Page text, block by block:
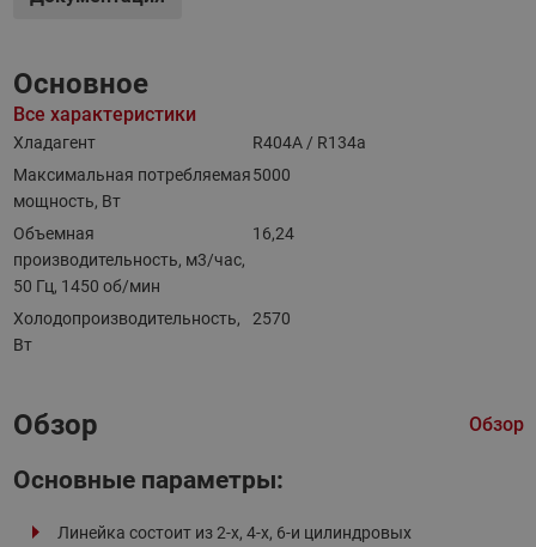
Основное
Все характеристики
Хладагент
R404A / R134a
Максимальная потребляемая
мощность, Вт
5000
Объемная
производительность, м3/час,
50 Гц, 1450 об/мин
16,24
Холодопроизводительность,
Вт
2570
Обзор Обзор
Основные параметры :
Линейка состоит из 2-х, 4-х, 6-и цилиндровых